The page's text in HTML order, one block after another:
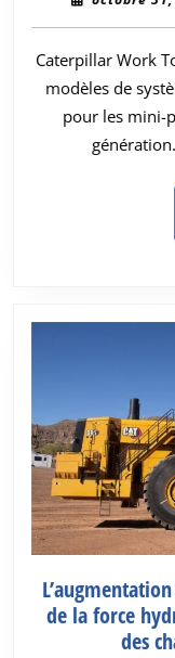
Caterpillar Work
modèles de
pour les mini-
de la force
des